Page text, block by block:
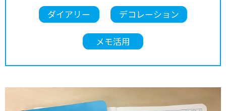
ダイアリー デコレーション
メモ活用